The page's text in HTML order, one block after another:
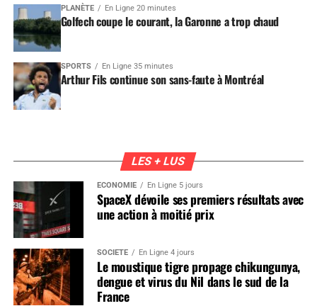
PLANÈTE En Ligne 20 minutes
Golfech coupe le courant, la Garonne a trop chaud
SPORTS En Ligne 35 minutes
Arthur Fils continue son sans-faute à Montréal
LES + LUS
ÉCONOMIE En Ligne 5 jours
SpaceX dévoile ses premiers résultats avec
une action à moitié prix
SOCIÉTÉ En Ligne 4 jours
Le moustique tigre propage chikungunya,
dengue et virus du Nil dans le sud de la
France